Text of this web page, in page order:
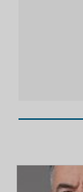
של
עם דגש על